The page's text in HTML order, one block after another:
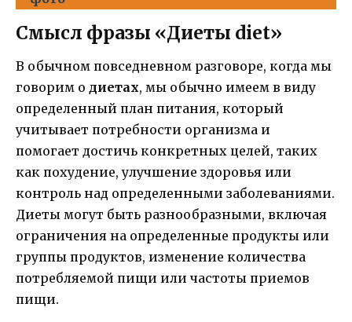
Смысл фразы «Диеты diet»
В обычном повседневном разговоре, когда мы
говорим о диетах, мы обычно имеем в виду
определенный план питания, который
учитывает потребности организма и
помогает достичь конкретных целей, таких
как похудение, улучшение здоровья или
контроль над определенными заболеваниями.
Диеты могут быть разнообразными, включая
ограничения на определенные продукты или
группы продуктов, изменение количества
потребляемой пищи или частоты приемов
пищи.